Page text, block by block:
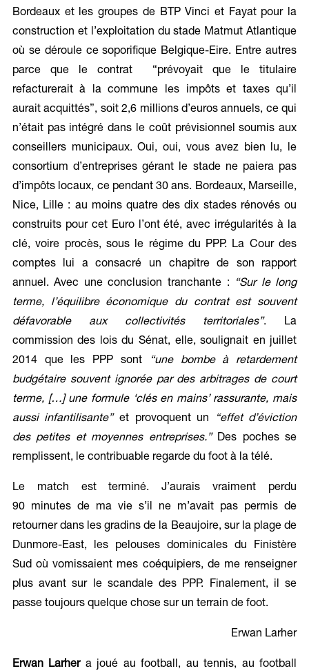
Bordeaux et les groupes de BTP Vinci et Fayat pour la
construction et l’exploitation du stade Matmut Atlantique
où se déroule ce soporifique Belgique-Eire. Entre autres
parce que le contrat “prévoyait que le titulaire
refacturerait à la commune les impôts et taxes qu’il
aurait acquittés”, soit 2,6 millions d’euros annuels, ce qui
n’était pas intégré dans le coût prévisionnel soumis aux
conseillers municipaux. Oui, oui, vous avez bien lu, le
consortium d’entreprises gérant le stade ne paiera pas
d’impôts locaux, ce pendant 30 ans. Bordeaux, Marseille,
Nice, Lille : au moins quatre des dix stades rénovés ou
construits pour cet Euro l’ont été, avec irrégularités à la
clé, voire procès, sous le régime du PPP. La Cour des
comptes lui a consacré un chapitre de son rapport
annuel. Avec une conclusion tranchante :
“Sur le long
terme, l’équilibre économique du contrat est souvent
défavorable aux collectivités territoriales”. La
commission des lois du Sénat, elle, soulignait en juillet
2014 que les PPP sont
“une bombe à retardement
budgétaire souvent ignorée par des arbitrages de court
terme, […] une formule ‘clés en mains’ rassurante, mais
aussi infantilisante”et provoquent un
“effet d’éviction
des petites et moyennes entreprises.”Des poches se
remplissent, le contribuable regarde du foot à la télé.
Le match est terminé. J’aurais vraiment perdu
90 minutes de ma vie s’il ne m’avait pas permis de
retourner dans les gradins de la Beaujoire, sur la plage de
Dunmore-East, les pelouses dominicales du Finistère
Sud où vomissaient mes coéquipiers, de me renseigner
plus avant sur le scandale des PPP. Finalement, il se
passe toujours quelque chose sur un terrain de foot.
Erwan Larher
Erwan Larhera joué au football, au tennis, au football